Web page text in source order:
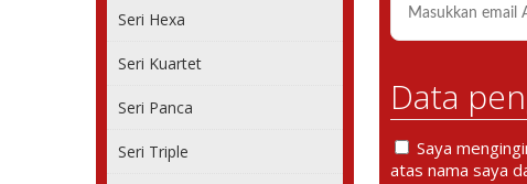
Seri Hexa
Seri Kuartet
Seri Panca
Seri Triple
Data
Saya
atas nama saya